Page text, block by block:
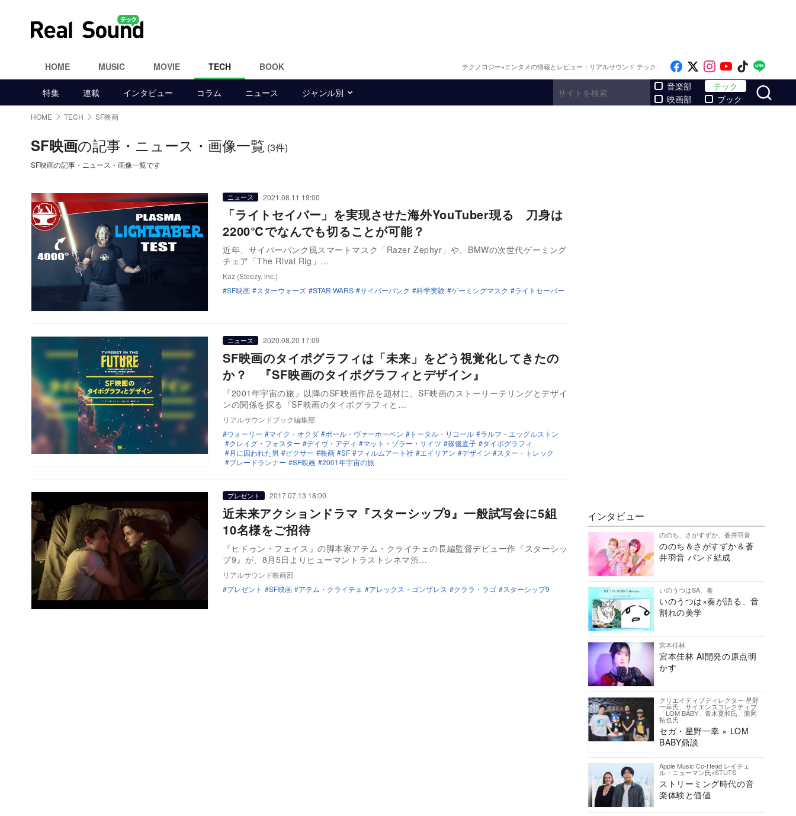
HOME MUSIC MOVIE TECH BOOK テクノロジー×エンタメの情報とレビュー｜リアルサウンド テック Like on Facebook
Follow on x
Follow on
Follow on
Follow
特集 連載 インタビュー コラム ニュース ジャンル別
音楽部
映画部
テック
ブック
HOME TECH SF映画
SF映画の記事・ニュース・画像一覧 (3件)
SF映画の記事・ニュース・画像一覧です
ニュース 2021.08.11 19:00
「ライトセイバー」を実現させた海外YouTuber現る 刀身は
2200℃でなんでも切ることが可能？
近年、サイバーパンク風スマートマスク「Razer Zephyr」や、BMWの次世代ゲーミング
チェア「The Rival Rig」…
Kaz (Steezy, inc.)
SF映画
スターウォーズ STAR WARS サイバーパンク 科学実験 ゲーミングマスク ライトセーバー
ニュース 2020.08.20 17:09
SF映画のタイポグラフィは「未来」をどう視覚化してきたの
か？ 『SF映画のタイポグラフィとデザイン』
『2001年宇宙の旅』以降のSF映画作品を題材に、SF映画のストーリーテリングとデザイ
ンの関係を探る『SF映画のタイポグラフィと…
リアルサウンドブック編集部
ウォーリー
マイク・オクダ ポール・ヴァーホーベン トータル・リコール
ラルフ・エッグルストン
クレイグ・フォスター
デイヴ・アディ マット・ゾラー・サイツ 篠儀直子
タイポグラフィ
月に囚われた男
ピクサー 映画 SF フィルムアート社 エイリアン デザイン
スター・トレック
ブレードランナー
SF映画 2001年宇宙の旅
プレゼント 2017.07.13 18:00
近未来アクションドラマ『スターシップ9』一般試写会に5組
10名様をご招待
『ヒドゥン・フェイス』の脚本家アテム・クライチェの長編監督デビュー作『スターシッ
プ9』が、8月5日よりヒューマントラストシネマ渋…
リアルサウンド映画部
プレゼント
SF映画 アテム・クライチェ アレックス・ゴンザレス クララ・ラゴ スターシップ9
インタビュー
ののち、さがすずか、蒼井羽音
ののち＆さがすずか＆蒼
井羽音 バンド結成
いのうつはSA、奏
いのうつは×奏が語る、音
割れの美学
宮本佳林
宮本佳林 AI開発の原点明
かす
クリエイティブディレクター 星野
一幸氏、サイエンスコレクティブ
「LOM BABY」青木寛和氏、浪岡
拓也氏
セガ・星野一幸 × LOM
BABY鼎談
Apple Music Co-Head レイチェ
ル・ニューマン氏×STUTS
ストリーミング時代の音
楽体験と価値